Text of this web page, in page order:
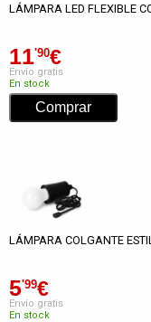
LÁMPARA LED FLEXIBLE
11'90€
Envío gratis
En stock
LÁMPARA COLGANTE
5'99€
Envío gratis
En stock